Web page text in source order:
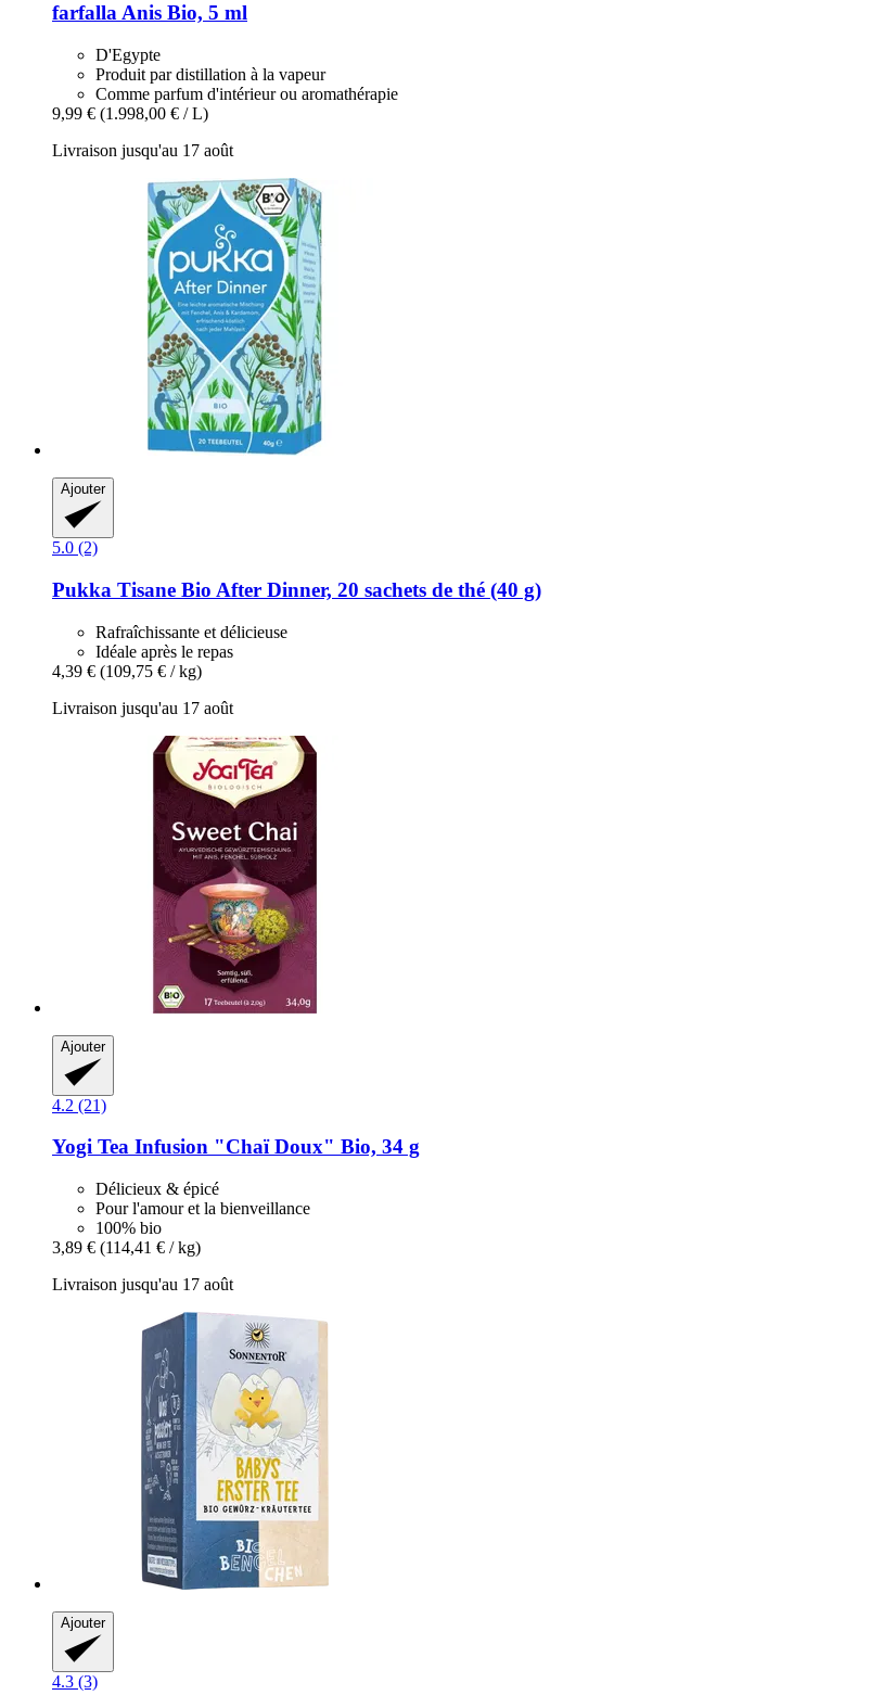
farfallaAnis Bio, 5 ml
D'Egypte
Produit par distillation à la vapeur
Comme parfum d'intérieur ou aromathérapie
9,99 € (1.998,00 € / L)
Livraison jusqu'au 17 août
Ajouter
5.0 (2)
Pukka Tisane Bio After Dinner, 20 sachets de thé (40 g)
Rafraîchissante et délicieuse
Idéale après le repas
4,39 € (109,75 € / kg)
Livraison jusqu'au 17 août
Ajouter
4.2 (21)
Yogi Tea Infusion "Chaï Doux" Bio, 34 g
Délicieux & épicé
Pour l'amour et la bienveillance
100% bio
3,89 € (114,41 € / kg)
Livraison jusqu'au 17 août
Ajouter
4.3 (3)